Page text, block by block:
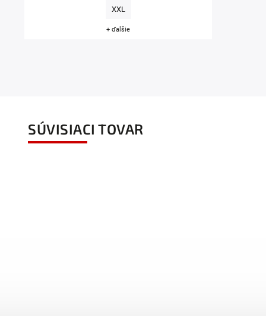
XXL
+ ďalšie
SÚVISIACI TOVAR